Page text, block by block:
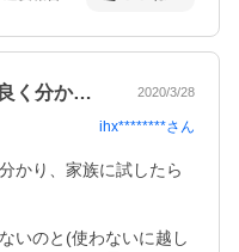
先端が透明なので吸引具合が良く分かり、… 2020/3/28
ihx********さん
かり、家族に試したら
いのと(使わないに越し